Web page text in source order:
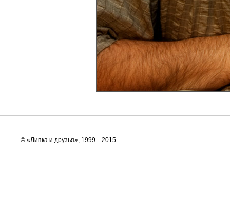
© «Липка и друзья», 1999—2015